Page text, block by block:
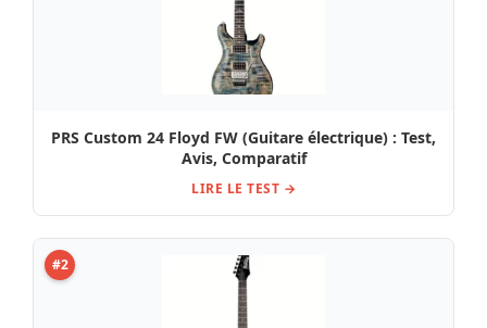
PRS Custom 24 Floyd FW (Guitare électrique) : Test,
Avis, Comparatif
LIRE LE TEST →
#2